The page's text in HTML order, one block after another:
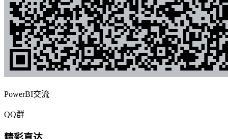
PowerBI交流
QQ群